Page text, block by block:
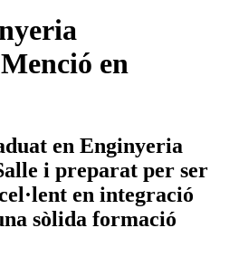
en
en Enginyeria
i preparat per ser
en integració
sòlida formació